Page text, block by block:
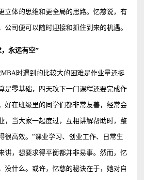
立体的思维和更全局的思路。忆慈说，有
公司便可以随时迎接和抓住到来的机遇。
永远有空”
时遇到的比较大的困难是作业量还挺
是零基础，四天攻下一门课程还要完成作
好在班级里的同学们都非常友善，经常会
，当大家一起度过，互相讲解帮助时，整
很高效。”课业学习、创业工作、日常生
讲，想要求得平衡都并非易事。然而，忆
没什么。或许，忆慈的秘诀在于，她对自